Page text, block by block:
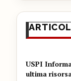
USPI
ultima